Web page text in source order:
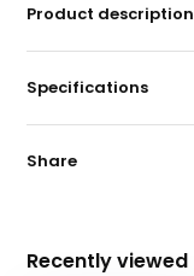
Product description
Specifications
Share
Recently viewed